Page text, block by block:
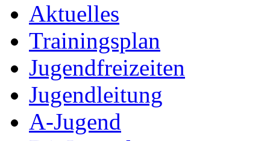
Aktuelles
Trainingsplan
Jugendfreizeiten
Jugendleitung
A-Jugend